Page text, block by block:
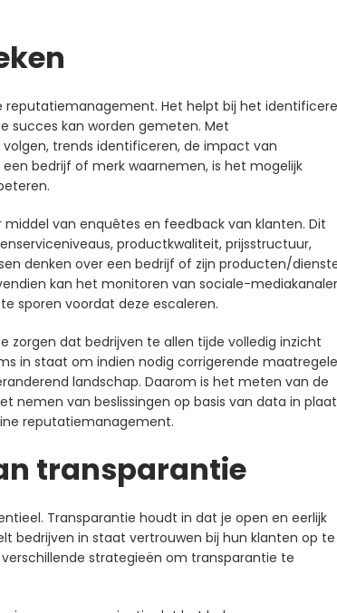
Het helpt bij het
succes kan worden gemeten. Met
trends identificeren, de impact van
bedrijf of merk waarnemen, is het mogelijk
van enquêtes en feedback van klanten. Dit
productkwaliteit, prijsstructuur,
denken over een bedrijf of zijn producten/
kan het monitoren van sociale-
sporen voordat deze escaleren.
dat bedrijven te allen tijde volledig inzicht
in staat om indien nodig corrigerende
landschap. Daarom is het meten van de
nemen van beslissingen op basis van data in
reputatiemanagement.
transparantie
Transparantie houdt in dat je open en eerlijk
bedrijven in staat vertrouwen bij hun klanten op te
strategieën om transparantie te